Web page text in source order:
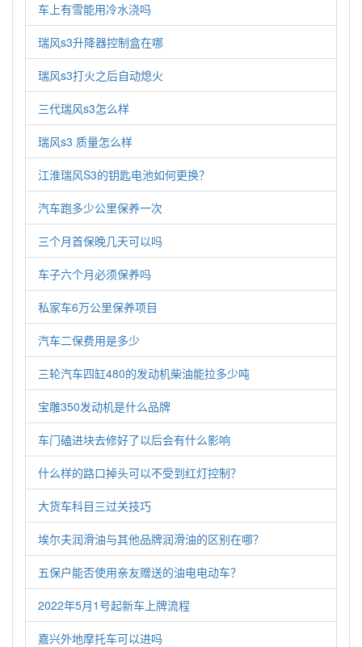
车上有雪能用冷水浇吗
瑞风s3升降器控制盒在哪
瑞风s3打火之后自动熄火
三代瑞风s3怎么样
瑞风s3 质量怎么样
江淮瑞风S3的钥匙电池如何更换？
汽车跑多少公里保养一次
三个月首保晚几天可以吗
车子六个月必须保养吗
私家车6万公里保养项目
汽车二保费用是多少
三轮汽车四缸480的发动机柴油能拉多少吨
宝雕350发动机是什么品牌
车门磕进块去修好了以后会有什么影响
什么样的路口掉头可以不受到红灯控制？
大货车科目三过关技巧
埃尔夫润滑油与其他品牌润滑油的区别在哪？
五保户能否使用亲友赠送的油电电动车？
2022年5月1号起新车上牌流程
嘉兴外地摩托车可以进吗